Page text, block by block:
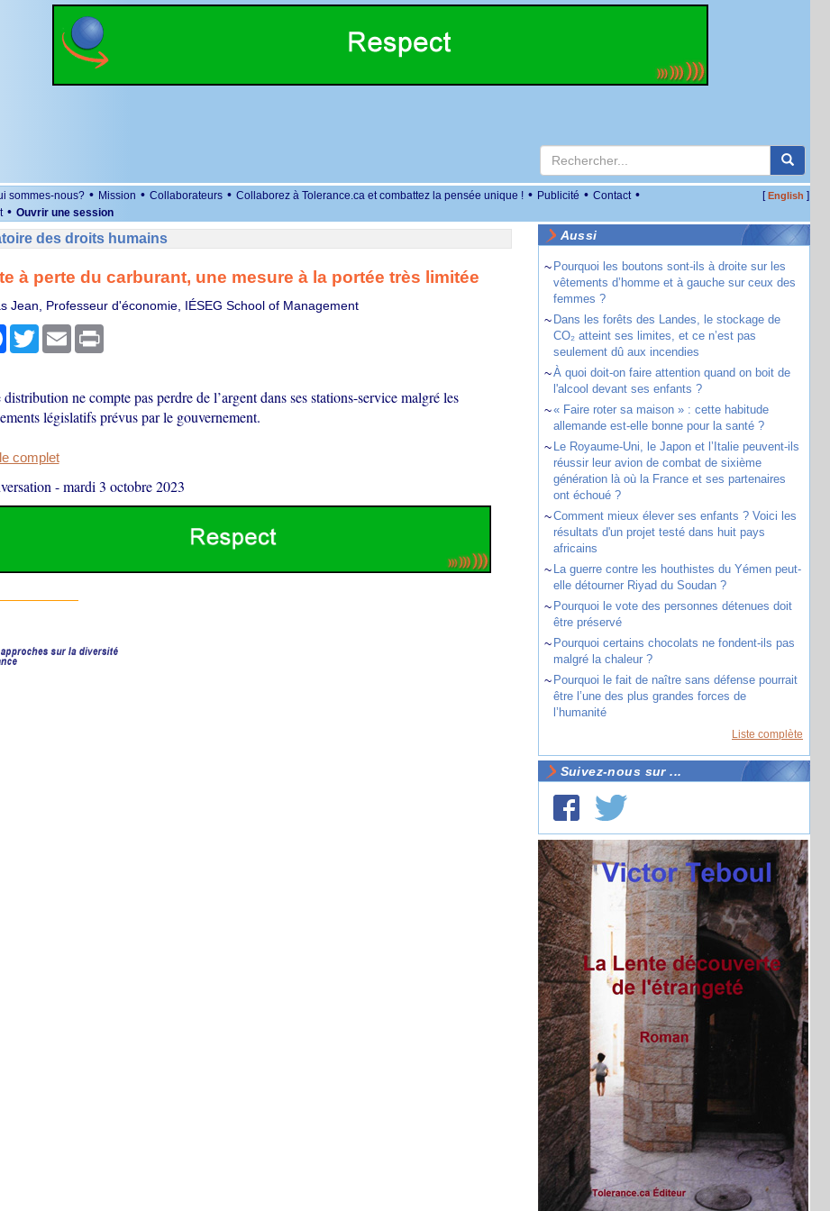
sommes-nous? • Mission • Collaborateurs • Collaborez à Tolerance.ca et combattez la pensée unique ! • Publicité • Contact •
• Ouvrir une session
[English ]
des droits humains
à perte du carburant, une mesure à la portée très limitée
Jean, Professeur d'économie, IÉSEG School of Management
Facebook
TwitterEmail Print
ne compte pas perdre de l’argent dans ses stations-service malgré les
législatifs prévus par le gouvernement.
complet
-mardi 3 octobre 2023
Aussi
~ Pourquoi les boutons sont-ils à droite sur les
vêtements d’homme et à gauche sur ceux des
femmes ?
~ Dans les forêts des Landes, le stockage de
CO₂ atteint ses limites, et ce n’est pas
seulement dû aux incendies
~À quoi doit-on faire attention quand on boit de
l'alcool devant ses enfants ?
~« Faire roter sa maison » : cette habitude
allemande est-elle bonne pour la santé ?
~ Le Royaume-Uni, le Japon et l’Italie peuvent-ils
réussir leur avion de combat de sixième
génération là où la France et ses partenaires
ont échoué ?
~Comment mieux élever ses enfants ? Voici les
résultats d'un projet testé dans huit pays
africains
~ La guerre contre les houthistes du Yémen peut-
elle détourner Riyad du Soudan ?
~ Pourquoi le vote des personnes détenues doit
être préservé
~ Pourquoi certains chocolats ne fondent-ils pas
malgré la chaleur ?
~ Pourquoi le fait de naître sans défense pourrait
être l’une des plus grandes forces de
l’humanité
Liste complète
Suivez-nous sur ...